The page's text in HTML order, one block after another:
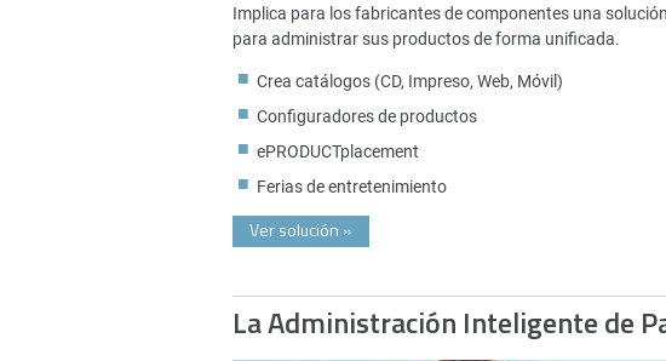
Implica para los fabricantes de componentes una
para administrar sus productos de forma unificada.
Crea catálogos (CD, Impreso, Web, Móvil)
Configuradores de productos
ePRODUCTplacement
Ferias de entretenimiento
Ver solución »
La Administración Inteligente de